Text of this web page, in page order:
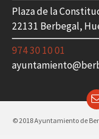
Plaza de la
22131 Berbegal,
974 30 10 01
© 2018 Ayuntamiento de